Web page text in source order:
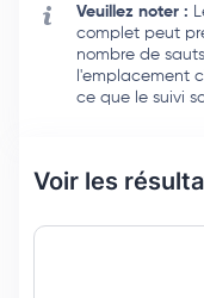
Veuillez noter :
complet peut
nombre de
l'emplacement
ce que le suivi
Voir les